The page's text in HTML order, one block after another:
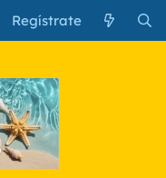
Regístrate